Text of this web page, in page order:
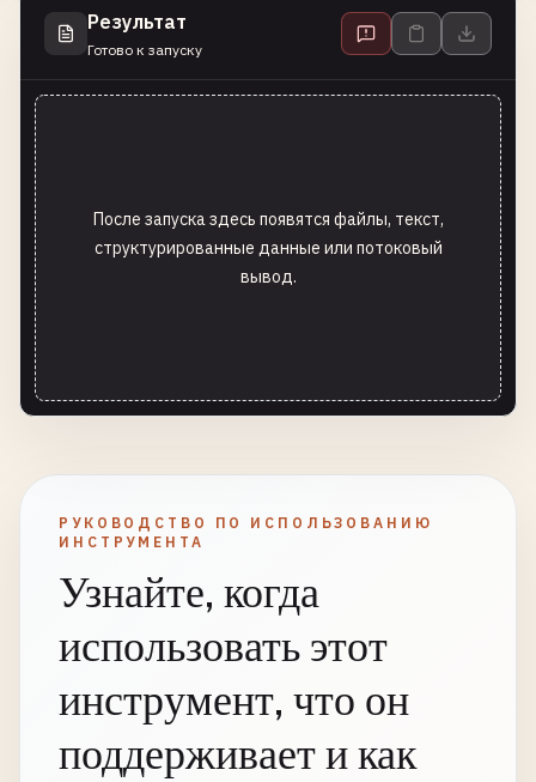
Результат
Готово к запуску
После запуска здесь появятся файлы, текст,
структурированные данные или потоковый
вывод.
РУКОВОДСТВО ПО ИСПОЛЬЗОВАНИЮ
ИНСТРУМЕНТА
Узнайте, когда
использовать этот
инструмент, что он
поддерживает и как